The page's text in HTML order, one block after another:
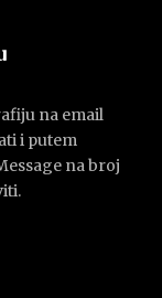
na email
i putem
na broj